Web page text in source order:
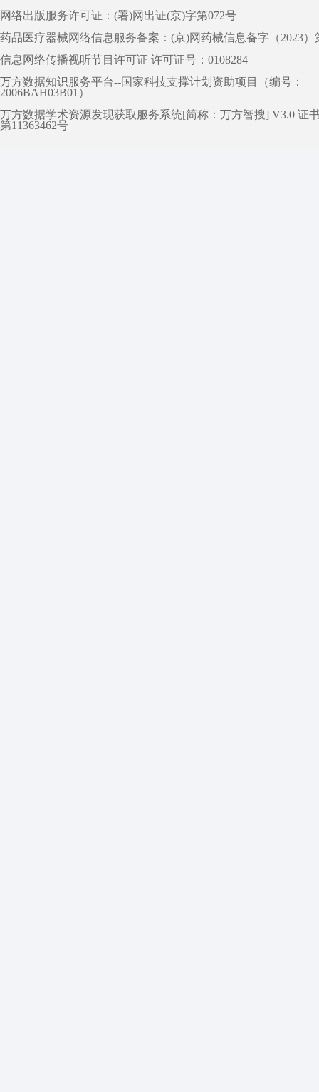
网络出版服务许可证：(署)网出证(京)字第072号
药品医疗器械网络信息服务备案：(京)网药械信息备字（2023）
信息网络传播视听节目许可证 许可证号：0108284
万方数据知识服务平台--国家科技支撑计划资助项目（编号：
2006BAH03B01）
万方数据学术资源发现获取服务系统[简称：万方智搜] V3.0 证
第11363462号